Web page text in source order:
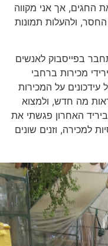
אך אני מקווה
ולהעלות תמונות
לאנשים
ברחבי
על המכירות
מה חדש, ולמצוא
האחרון פגשתי את
וזנים שונים